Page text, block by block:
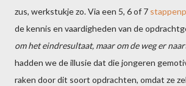
zus, werkstukje zo. Via een 5, 6 of 7
de kennis en vaardigheden van de
om het eindresultaat, maar om de weg er
hadden we de illusie dat die jongeren
raken door dit soort opdrachten, omdat ze